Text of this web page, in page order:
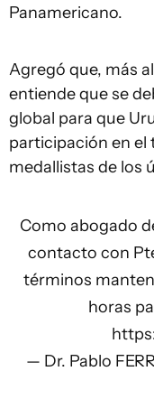
Panamericano.
Agregó que, más
entiende que se
global para que
participación en el
medallistas de los
Como abogado
contacto con
términos
horas
— Dr. Pablo